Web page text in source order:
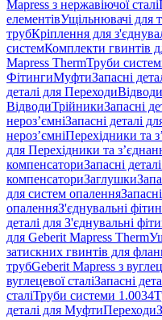
Mapress з нержавіючої сталі
елементівУщільнювачі для
трубКріплення для
системКомплекти гвинтів
Mapress ThermТруби
ФітингиМуфтиЗапасні
деталі для ПереходиВідводи
ВідводиТрійникиЗапасні
нероз’ємніЗапасні деталі
нероз’ємніПерехідники та
для Перехідники та
компенсаториЗапасні
компенсаториЗаглушки
для систем опалення
опаленняЗ'єднувальні
деталі для З'єднувальні
для Geberit Mapress Therm
затискних гвинтів для
трубGeberit Mapress з
вуглецевої сталіЗапасні
сталіТруби системи 1.0034
деталі для МуфтиПереходи